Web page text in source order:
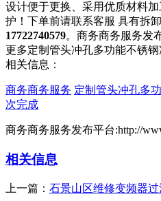
设计便于更换、采用优质材料
护！下单前请联系客服 具有拆
17722740579。商务商务服务发
更多定制管头冲孔多功能不锈
相关信息：
商务商务服务 定制管头冲孔多
次完成
商务商务服务发布平台:http://
相关信息
上一篇： 石景山区维修变频器